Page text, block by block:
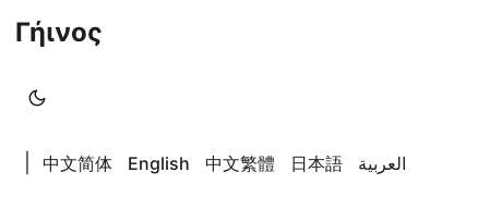
Γήινος
中文简体 English 中文繁體 日本語 العربية